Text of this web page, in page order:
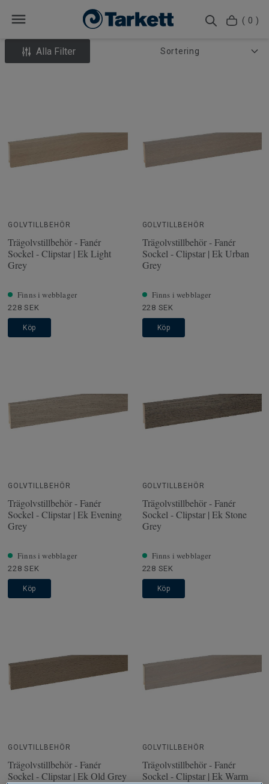
( 0 )
Alla Filter
GOLVTILLBEHÖR
Trägolvstillbehör - Fanér
Sockel - Clipstar | Ek Light
Grey
Finns i webblager
228 SEK
Köp
GOLVTILLBEHÖR
Trägolvstillbehör - Fanér
Sockel - Clipstar | Ek Urban
Grey
Finns i webblager
228 SEK
Köp
GOLVTILLBEHÖR
Trägolvstillbehör - Fanér
Sockel - Clipstar | Ek Evening
Grey
Finns i webblager
228 SEK
Köp
GOLVTILLBEHÖR
Trägolvstillbehör - Fanér
Sockel - Clipstar | Ek Stone
Grey
Finns i webblager
228 SEK
Köp
GOLVTILLBEHÖR
Trägolvstillbehör - Fanér
Sockel - Clipstar | Ek Old Grey
GOLVTILLBEHÖR
Trägolvstillbehör - Fanér
Sockel - Clipstar | Ek Warm